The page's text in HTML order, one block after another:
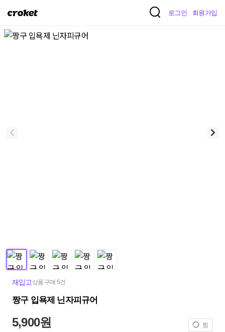
크
켓
로그인 회원가입
재입고상품 구매 5건
짱구 입욕제 닌자피규어
5,900원 찜